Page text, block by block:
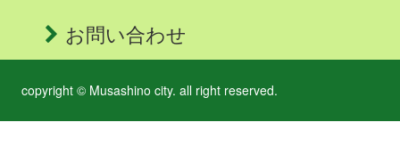
お問い合わせ
copyright © Musashino city. all right reserved.